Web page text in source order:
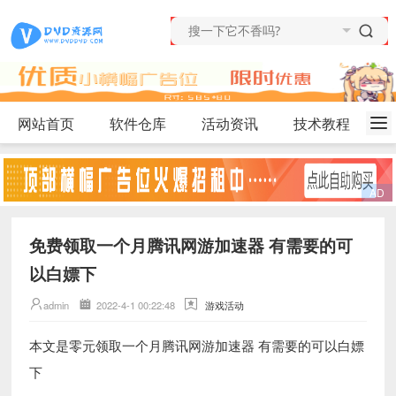
网站首页 软件仓库 活动资讯 技术教程
免费领取一个月腾讯网游加速器 有需要的可
以白嫖下
admin 2022-4-1 00:22:48 游戏活动
本文是零元领取一个月腾讯网游加速器 有需要的可以白嫖
下